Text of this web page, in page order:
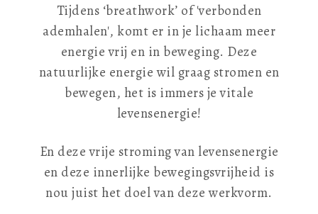
Tijdens ‘breathwork’ of 'verbonden
ademhalen', komt er in je lichaam meer
energie vrij en in beweging. Deze
natuurlijke energie wil graag stromen en
bewegen, het is immers je vitale
levensenergie!
En deze vrije stroming van levensenergie
en deze innerlijke bewegingsvrijheid is
nou juist het doel van deze werkvorm.